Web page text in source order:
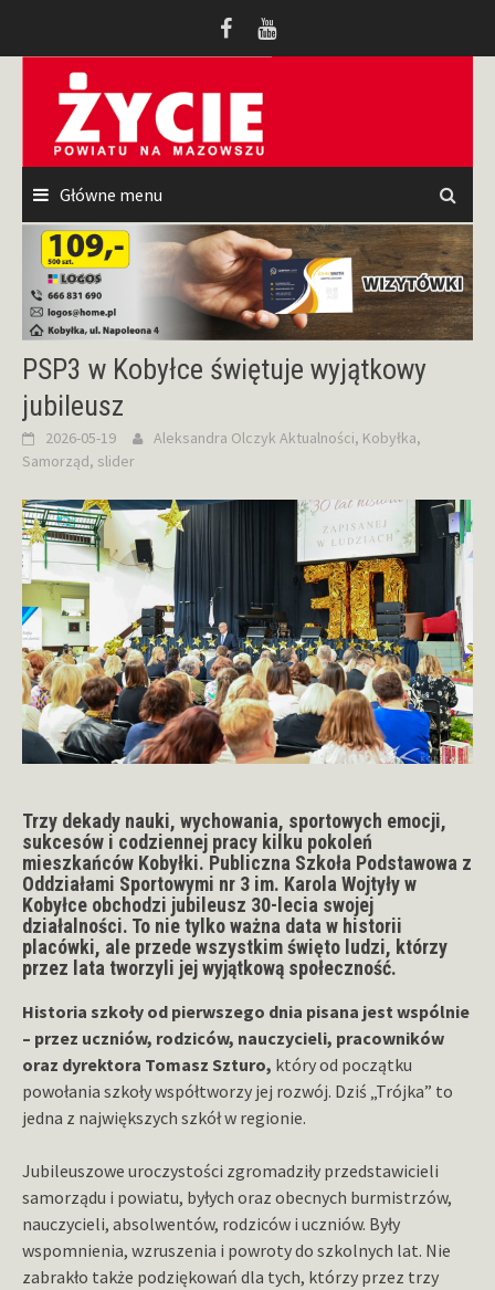
Główne menu
PSP3 w Kobyłce świętuje wyjątkowy
jubileusz
2026-05-19 Aleksandra Olczyk Aktualności, Kobyłka,
Samorząd, slider
Trzy dekady nauki, wychowania, sportowych emocji,
sukcesów i codziennej pracy kilku pokoleń
mieszkańców Kobyłki. Publiczna Szkoła Podstawowa z
Oddziałami Sportowymi nr 3 im. Karola Wojtyły w
Kobyłce obchodzi jubileusz 30-lecia swojej
działalności. To nie tylko ważna data w historii
placówki, ale przede wszystkim święto ludzi, którzy
przez lata tworzyli jej wyjątkową społeczność.
Historia szkoły od pierwszego dnia pisana jest wspólnie
– przez uczniów, rodziców, nauczycieli, pracowników
oraz dyrektora Tomasz Szturo, który od początku
powołania szkoły współtworzy jej rozwój. Dziś „Trójka” to
jedna z największych szkół w regionie.
Jubileuszowe uroczystości zgromadziły przedstawicieli
samorządu i powiatu, byłych oraz obecnych burmistrzów,
nauczycieli, absolwentów, rodziców i uczniów. Były
wspomnienia, wzruszenia i powroty do szkolnych lat. Nie
zabrakło także podziękowań dla tych, którzy przez trzy